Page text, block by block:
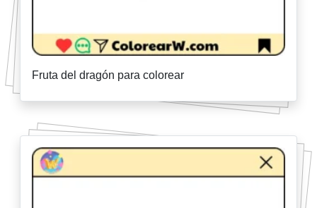
Fruta del dragón para colorear